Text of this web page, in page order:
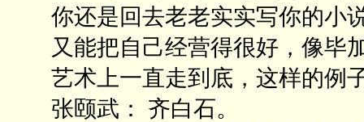
你还是回去老老实实写你的小
又能把自己经营得很好，像毕
艺术上一直走到底，这样的例
张颐武： 齐白石。